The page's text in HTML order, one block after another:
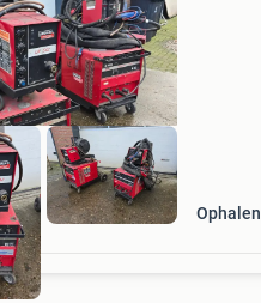
Ophalen